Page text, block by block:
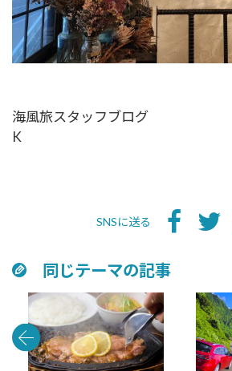
海風旅スタッフブログ
K
SNSに送る
同じテーマの記事